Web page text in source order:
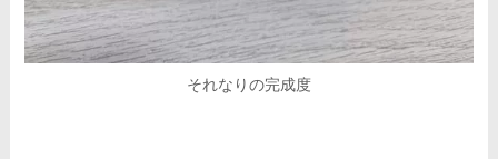
それなりの完成度